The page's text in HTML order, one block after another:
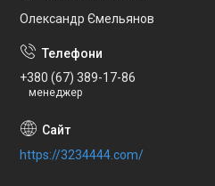
Олександр Ємельянов
+380 (67) 389-17-86
менеджер
https://3234444.com/